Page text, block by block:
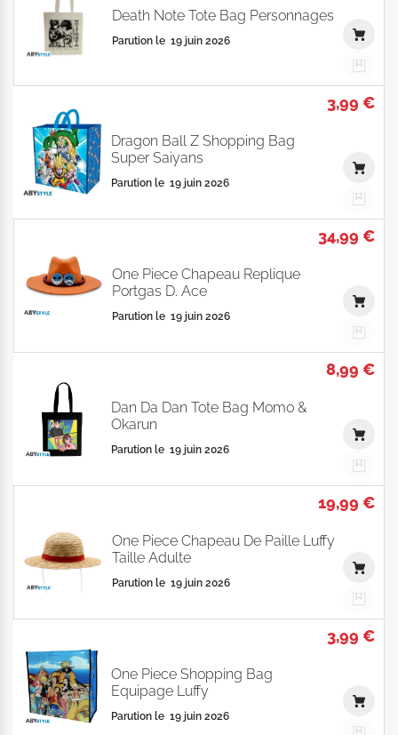
Death Note Tote Bag Personnages
Parution le 19 juin 2026
3,99 €
Dragon Ball Z Shopping Bag
Super Saiyans
Parution le 19 juin 2026
34,99 €
One Piece Chapeau Replique
Portgas D. Ace
Parution le 19 juin 2026
8,99 €
Dan Da Dan Tote Bag Momo &
Okarun
Parution le 19 juin 2026
19,99 €
One Piece Chapeau De Paille Luffy
Taille Adulte
Parution le 19 juin 2026
3,99 €
One Piece Shopping Bag
Equipage Luffy
Parution le 19 juin 2026